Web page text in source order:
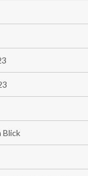
Blick